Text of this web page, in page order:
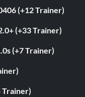
(+12 Trainer)
(+33 Trainer)
(+7 Trainer)
Trainer)